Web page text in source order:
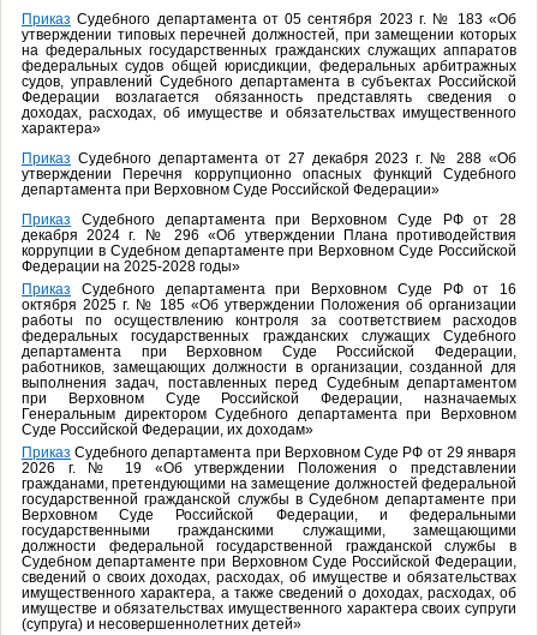
Приказ Судебного департамента от 05 сентября 2023 г. № 183 «Об
утверждении типовых перечней должностей, при замещении которых
на федеральных государственных гражданских служащих аппаратов
федеральных судов общей юрисдикции, федеральных арбитражных
судов, управлений Судебного департамента в субъектах Российской
Федерации возлагается обязанность представлять сведения о
доходах, расходах, об имуществе и обязательствах имущественного
характера»
Приказ Судебного департамента от 27 декабря 2023 г. № 288 «Об
утверждении Перечня коррупционно опасных функций Судебного
департамента при Верховном Суде Российской Федерации»
Приказ Судебного департамента при Верховном Суде РФ от 28
декабря 2024 г. № 296 «Об утверждении Плана противодействия
коррупции в Судебном департаменте при Верховном Суде Российской
Федерации на 2025-2028 годы»
Приказ Судебного департамента при Верховном Суде РФ от 16
октября 2025 г. № 185 «Об утверждении Положения об организации
работы по осуществлению контроля за соответствием расходов
федеральных государственных гражданских служащих Судебного
департамента при Верховном Суде Российской Федерации,
работников, замещающих должности в организации, созданной для
выполнения задач, поставленных перед Судебным департаментом
при Верховном Суде Российской Федерации, назначаемых
Генеральным директором Судебного департамента при Верховном
Суде Российской Федерации, их доходам»
Приказ Судебного департамента при Верховном Суде РФ от 29 января
2026 г. № 19 «Об утверждении Положения о представлении
гражданами, претендующими на замещение должностей федеральной
государственной гражданской службы в Судебном департаменте при
Верховном Суде Российской Федерации, и федеральными
государственными гражданскими служащими, замещающими
должности федеральной государственной гражданской службы в
Судебном департаменте при Верховном Суде Российской Федерации,
сведений о своих доходах, расходах, об имуществе и обязательствах
имущественного характера, а также сведений о доходах, расходах, об
имуществе и обязательствах имущественного характера своих супруги
(супруга) и несовершеннолетних детей»